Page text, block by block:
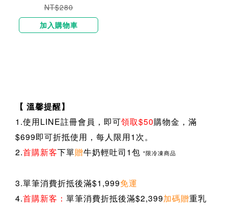
NT$280
加入購物車
【 溫馨提醒】
1.使用LINE註冊會員，即可領取$50購物金，滿
$699即可折抵使用，每人限用1次。
2.首購新客下單贈牛奶輕吐司1包 *限冷凍商品
3.單筆消費折抵後滿$1,999免運
4.首購新客： 單筆消費折抵後滿$2,399加碼贈重乳